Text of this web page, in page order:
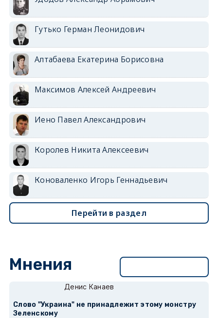
Гутько Герман Леонидович
Алтабаева Екатерина Борисовна
Максимов Алексей Андреевич
Иено Павел Александрович
Королев Никита Алексеевич
Коноваленко Игорь Геннадьевич
Перейти в раздел
Мнения
Денис Канаев
Слово "Украина" не принадлежит этому монстру
Зеленскому